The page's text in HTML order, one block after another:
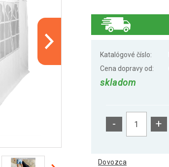
Katalógové číslo:
Cena dopravy od:
skladom
- +
Dovozca